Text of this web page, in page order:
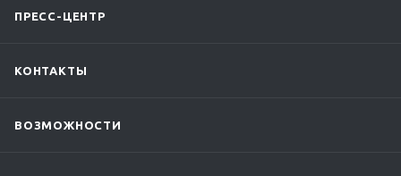
ПРЕСС-ЦЕНТР
КОНТАКТЫ
ВОЗМОЖНОСТИ